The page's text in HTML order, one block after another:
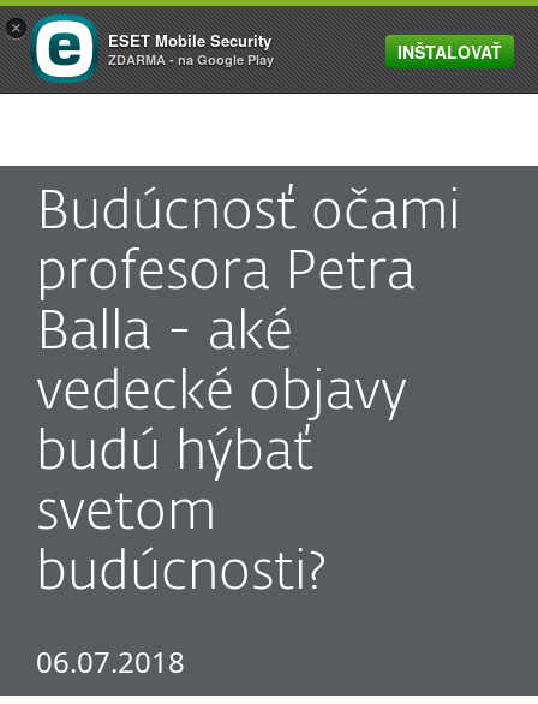
MENU
Budúcnosť očami
profesora Petra
Balla - aké
vedecké objavy
budú hýbať
svetom
budúcnosti?
06.07.2018
×
ESET Mobile Security
ZDARMA - na Google Play INŠTALOVAŤ